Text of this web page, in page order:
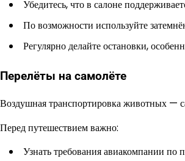
Убедитесь, что в салоне
По возможности используйте
Регулярно делайте остановки,
Перелёты на самолёте
Воздушная транспортировка животных —
Перед путешествием важно:
Узнать требования авиакомпании по